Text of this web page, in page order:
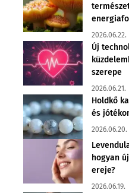
2026.06.22.
Új
szerepe
2026.06.21.
Holdkő
és
2026.06.20.
hogyan
ereje?
2026.06.19.